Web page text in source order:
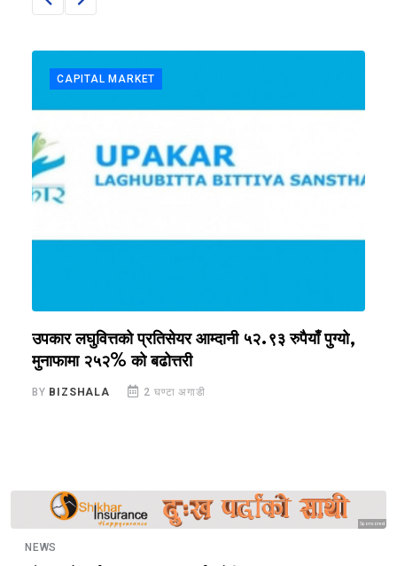
CAPITAL MARKET
उपकार लघुवित्तको प्रतिसेयर आम्दानी ५२.९३ रुपैयाँ पुग्यो,
मुनाफामा २५२% को बढोत्तरी
BY BIZSHALA 2 घण्टा अगाडी
Sponsored
NEWS